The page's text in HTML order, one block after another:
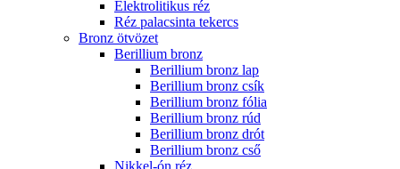
Elektrolitikus réz
Réz palacsinta tekercs
Bronz ötvözet
Berillium bronz
Berillium bronz lap
Berillium bronz csík
Berillium bronz fólia
Berillium bronz rúd
Berillium bronz drót
Berillium bronz cső
Nikkel-ón réz